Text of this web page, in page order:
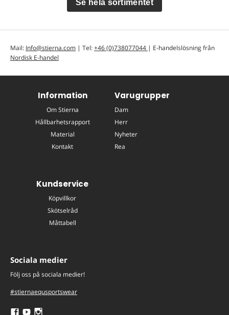
Se hela sortimentet
Mail: Info@stierna.com | Tel:+46 (0)738077044 | E-handelslösning från
Nordisk E-handel
Information
Om Stierna
Hållbarhetsrapport
Material
Kontakt
Varugrupper
Dam
Herr
Nyheter
Rea
Kundservice
Köpvillkor
Skötselråd
Måttabell
Sociala medier
Följ oss på sociala medier!
#stiernaequsportswear
Följ Följ